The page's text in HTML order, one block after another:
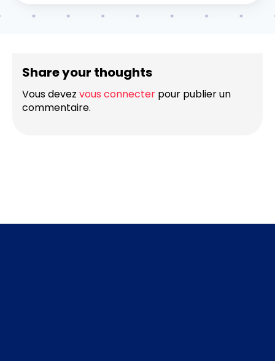
Share your thoughts
Vous devez vous connecter pour publier un
commentaire.